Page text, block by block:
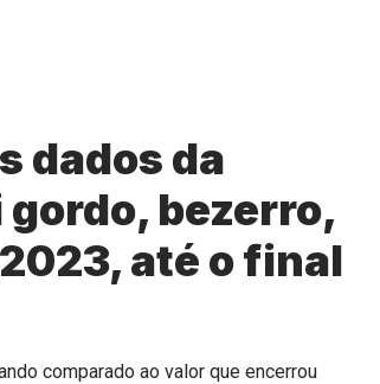
dados da
bezerro,
até o final
comparado ao valor que encerrou